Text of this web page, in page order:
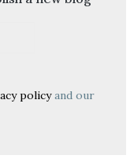
policyand our